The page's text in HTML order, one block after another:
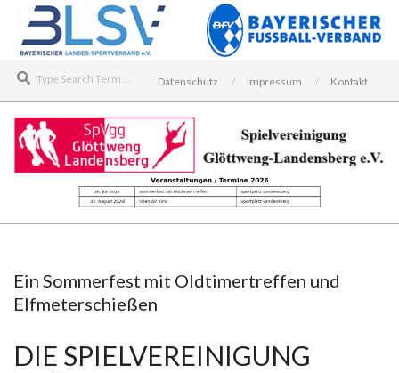
content
Datenschutz
Impressum Kontakt
SPIELVEREINIGUNG
LANDENSBERG
E.V.
MenuEin Sommerfest mit Oldtimertreffen und
Elfmeterschießen
DIE SPIELVEREINIGUNG